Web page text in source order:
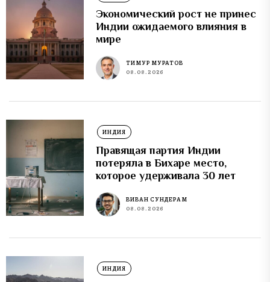
Экономический рост не принес
Индии ожидаемого влияния в
мире
ТИМУР МУРАТОВ
08.08.2026
ИНДИЯ
Правящая партия Индии
потеряла в Бихаре место,
которое удерживала 30 лет
ВИВАН СУНДЕРАМ
08.08.2026
ИНДИЯ